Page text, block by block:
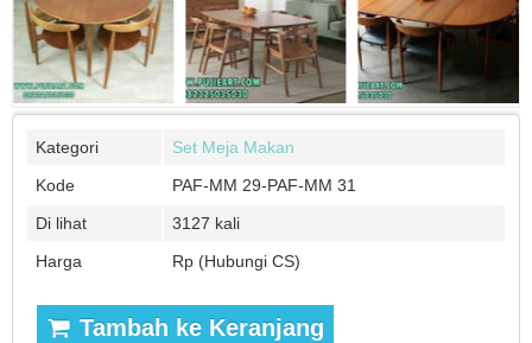
Kategori
Set Meja Makan
Kode
PAF-MM 29-PAF-MM 31
Di lihat
3127 kali
Harga
Rp (Hubungi CS)
Tambah ke Keranjang